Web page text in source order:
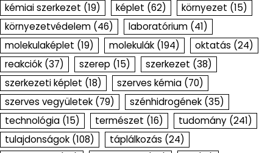
kémiai szerkezet (19) képlet (62) környezet (15)
környezetvédelem (46) laboratórium (41)
molekulaképlet (19) molekulák (194) oktatás (24)
reakciók (37) szerep (15) szerkezet (38)
szerkezeti képlet (18) szerves kémia (70)
szerves vegyületek (79) szénhidrogének (35)
technológia (15) természet (16) tudomány (241)
tulajdonságok (108) táplálkozás (24)